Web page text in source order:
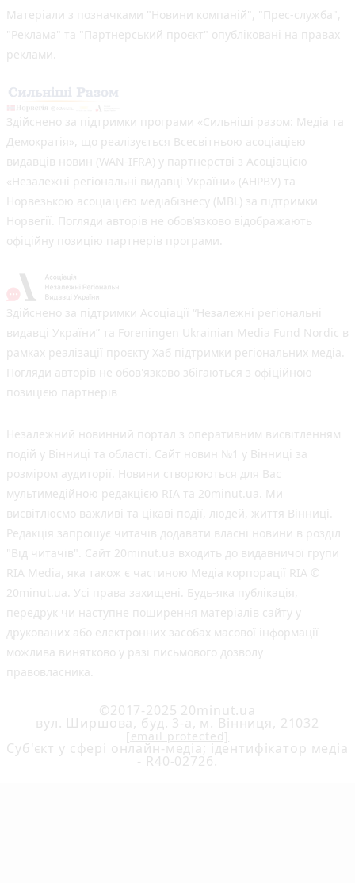
Матеріали з позначками "Новини компаній", "Прес-служба",
"Реклама" та "Партнерський проєкт" опубліковані на правах
реклами.
Здійснено за підтримки програми «Сильніші разом: Медіа та
Демократія», що реалізується Всесвітньою асоціацією
видавців новин (WAN-IFRA) у партнерстві з Асоціацією
«Незалежні регіональні видавці України» (АНРВУ) та
Норвезькою асоціацією медіабізнесу (MBL) за підтримки
Норвегії. Погляди авторів не обов’язково відображають
офіційну позицію партнерів програми.
Здійснено за підтримки Асоціації “Незалежні регіональні
видавці України” та Foreningen Ukrainian Media Fund Nordic в
рамках реалізації проєкту Хаб підтримки регіональних медіа.
Погляди авторів не обов'язково збігаються з офіційною
позицією партнерів
Незалежний новинний портал з оперативним висвітленням
подій у Вінниці та області. Сайт новин №1 у Вінниці за
розміром аудиторії. Новини створюються для Вас
мультимедійною редакцією RIA та 20minut.ua. Ми
висвітлюємо важливі та цікаві події, людей, життя Вінниці.
Редакція запрошує читачів додавати власні новини в розділ
"Від читачів". Сайт 20minut.ua входить до видавничої групи
RIA Media, яка також є частиною Медіа корпорації RIA ©
20minut.ua. Усі права захищені. Будь-яка публiкацiя,
передрук чи наступне поширення матеріалів сайту у
друкованих або електронних засобах масової інформації
можлива винятково у разі письмового дозволу
правовласника.
©2017-2025 20minut.ua
вул. Ширшова, буд. 3-а, м. Вінниця, 21032
[email protected]
Cуб'єкт у сфері онлайн-медіа; ідентифікатор медіа
- R40-02726.